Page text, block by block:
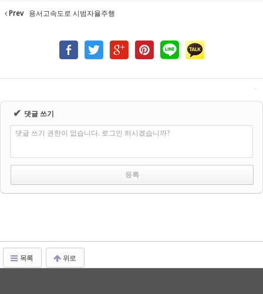
Prev 용서고속도로 시범자율주행
✔ 댓글 쓰기
댓글 쓰기 권한이 없습니다. 로그인 하시겠습니까?
목록 위로